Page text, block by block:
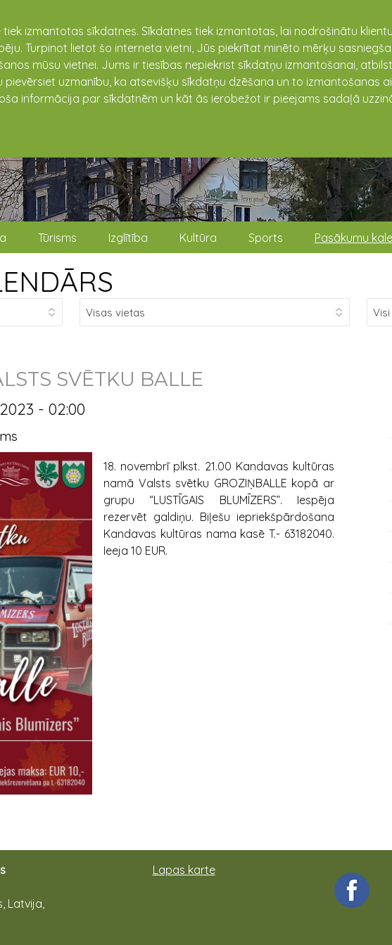
izmantotas sīkdatnes. Sīkdatnes tiek izmantotas, lai nodrošinātu
Turpinot lietot šo interneta vietni, Jūs piekrītat minēto mērķu
mūsu vietnei. Jums ir tiesības nepiekrist sīkdatņu izmantošanai,
uzmanību, ka atsevišķu sīkdatņu dzēšana un to izmantošanas
informācija par sīkdatnēm un kāt ās ierobežot ir pieejams sadaļā
Tūrisms Izglītība Kultūra Sports Pasākumu
SVĒTKU BALLE
- 02:00
18. novembrī plkst. 21.00 Kandavas kultūras
namā Valsts svētku GROZIŅBALLE kopā ar
grupu “LUSTĪGAIS BLUMĪZERS”. Iespēja
rezervēt galdiņu. Biļešu iepriekšpārdošana
Kandavas kultūras nama kasē T.- 63182040.
Ieeja 10 EUR.
Latvija,
Lapas karte